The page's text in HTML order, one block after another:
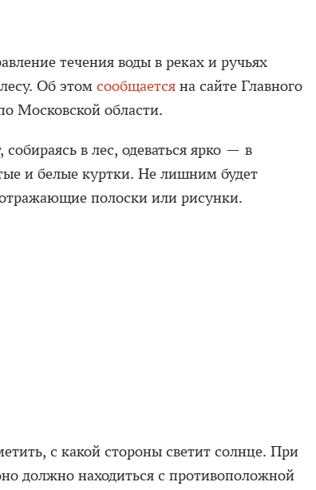
течения воды в реках и ручьях
Об этом сообщается на сайте Главного
Московской области.
в лес, одеваться ярко — в
и белые куртки. Не лишним будет
полоски или рисунки.
с какой стороны светит солнце. При
должно находиться с противоположной